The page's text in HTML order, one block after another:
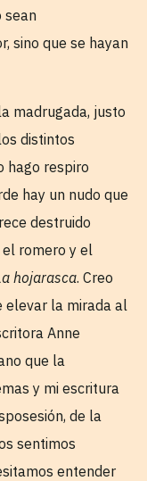
sean
sino que se hayan
madrugada, justo
distintos
hago respiro
hay un nudo que
destruido
romero y el
hojarasca. Creo
elevar la mirada al
Anne
que la
y mi escritura
de la
sentimos
entender